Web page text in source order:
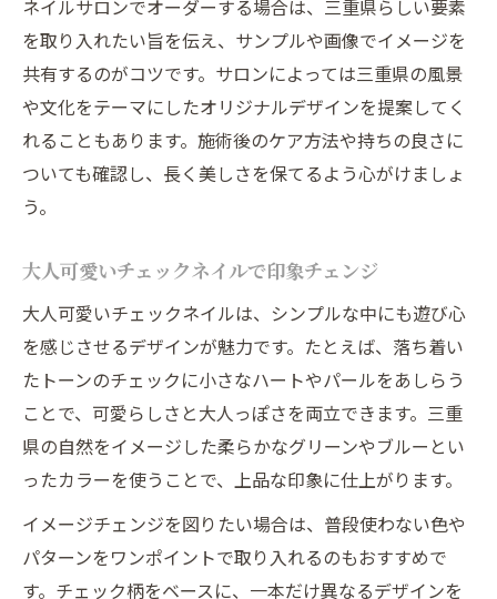
ネイルサロンでオーダーする場合は、三重県らしい要素
を取り入れたい旨を伝え、サンプルや画像でイメージを
共有するのがコツです。サロンによっては三重県の風景
や文化をテーマにしたオリジナルデザインを提案してく
れることもあります。施術後のケア方法や持ちの良さに
ついても確認し、長く美しさを保てるよう心がけましょ
う。
大人可愛いチェックネイルで印象チェンジ
大人可愛いチェックネイルは、シンプルな中にも遊び心
を感じさせるデザインが魅力です。たとえば、落ち着い
たトーンのチェックに小さなハートやパールをあしらう
ことで、可愛らしさと大人っぽさを両立できます。三重
県の自然をイメージした柔らかなグリーンやブルーとい
ったカラーを使うことで、上品な印象に仕上がります。
イメージチェンジを図りたい場合は、普段使わない色や
パターンをワンポイントで取り入れるのもおすすめで
す。チェック柄をベースに、一本だけ異なるデザインを